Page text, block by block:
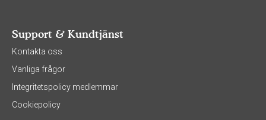
Support & Kundtjänst
Kontakta oss
Vanliga frågor
Integritetspolicy medlemmar
Cookiepolicy